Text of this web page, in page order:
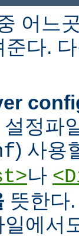
어느
다.
정파
) 사용
나
뜻한다
일에서